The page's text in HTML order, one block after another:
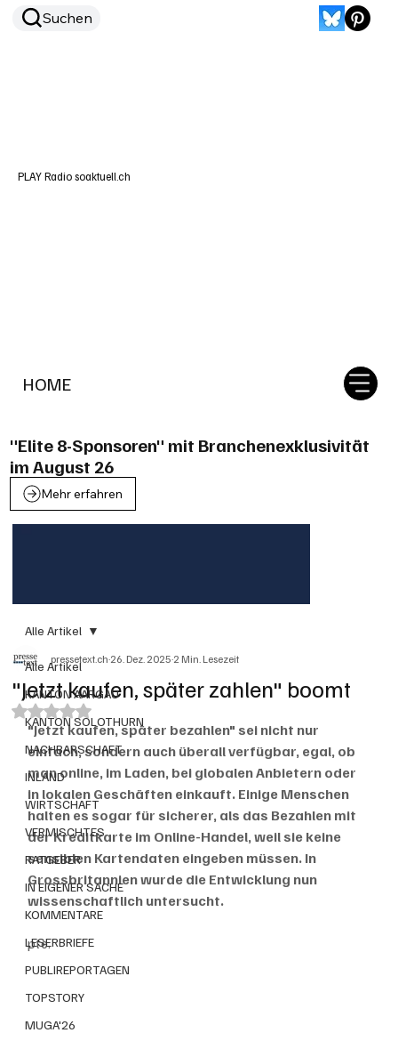
HOME
Suchen
PLAY Radio soaktuell.ch
"Elite 8-Sponsoren" mit Branchenexklusivität
im August 26
Mehr erfahren
Alle Artikel
KANTON AARGAU
KANTON SOLOTHURN
NACHBARSCHAFT
INLAND
WIRTSCHAFT
VERMISCHTES
RATGEBER
IN EIGENER SACHE
KOMMENTARE
LESERBRIEFE
PUBLIREPORTAGEN
TOPSTORY
MUGA'26
Alle Artikel
"Jetzt kaufen, später zahlen" boomt
pressetext.ch26. Dez. 20252 Min. Lesezeit
Mit NaN von 5 Sternen bewertet.
"Jetzt kaufen, später bezahlen" sei nicht nur
einfach, sondern auch überall verfügbar, egal, ob
man online, im Laden, bei globalen Anbietern oder
in lokalen Geschäften einkauft. Einige Menschen
halten es sogar für sicherer, als das Bezahlen mit
der Kreditkarte im Online-Handel, weil sie keine
sensiblen Kartendaten eingeben müssen. In
Grossbritannien wurde die Entwicklung nun
wissenschaftlich untersucht.
pte.